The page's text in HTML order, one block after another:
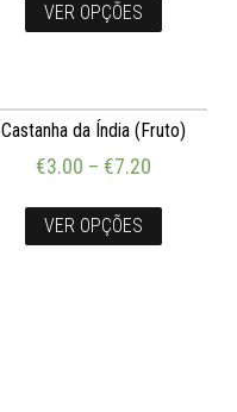
VER OPÇÕES
Castanha da Índia (Fruto)
€3.00 – €7.20
VER OPÇÕES